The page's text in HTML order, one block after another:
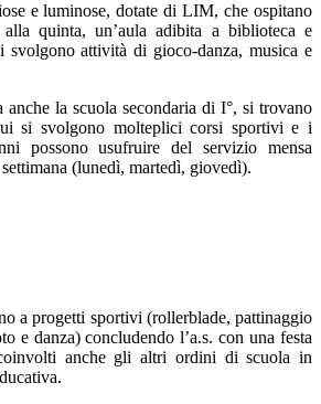
e luminose, dotate di LIM, che ospitano
quinta, un’aula adibita a biblioteca e
svolgono attività di gioco-danza, musica e
anche la scuola secondaria di I°, si trovano
si svolgono molteplici corsi sportivi e i
possono usufruire del servizio mensa
(lunedì, martedì, giovedì).
a progetti sportivi (rollerblade, pattinaggio
e danza) concludendo l’a.s. con una festa
anche gli altri ordini di scuola in